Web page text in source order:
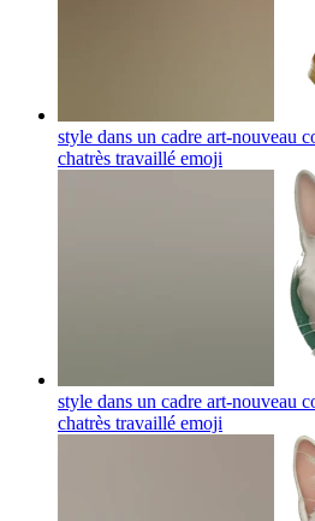
style dans un cadre art-nouveau
chatrès travaillé emoji
style dans un cadre art-nouveau
chatrès travaillé emoji